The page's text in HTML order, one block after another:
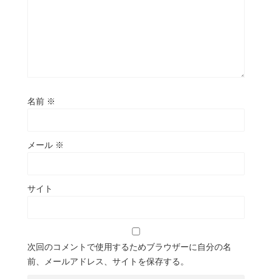
名前 ※
メール ※
サイト
次回のコメントで使用するためブラウザーに自分の名
前、メールアドレス、サイトを保存する。